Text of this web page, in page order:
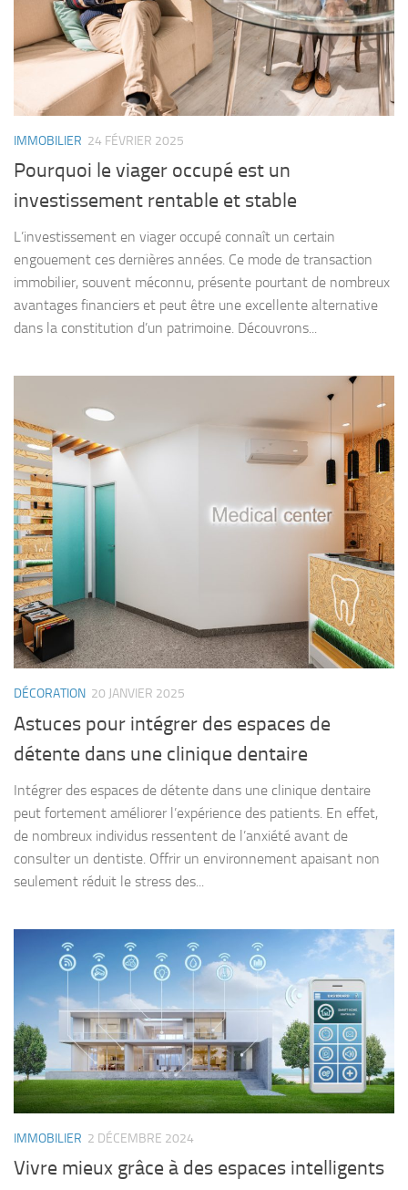
IMMOBILIER 24 FÉVRIER 2025
Pourquoi le viager occupé est un
investissement rentable et stable
L’investissement en viager occupé connaît un certain
engouement ces dernières années. Ce mode de transaction
immobilier, souvent méconnu, présente pourtant de nombreux
avantages financiers et peut être une excellente alternative
dans la constitution d’un patrimoine. Découvrons...
DÉCORATION 20 JANVIER 2025
Astuces pour intégrer des espaces de
détente dans une clinique dentaire
Intégrer des espaces de détente dans une clinique dentaire
peut fortement améliorer l’expérience des patients. En effet,
de nombreux individus ressentent de l’anxiété avant de
consulter un dentiste. Offrir un environnement apaisant non
seulement réduit le stress des...
IMMOBILIER 2 DÉCEMBRE 2024
Vivre mieux grâce à des espaces intelligents